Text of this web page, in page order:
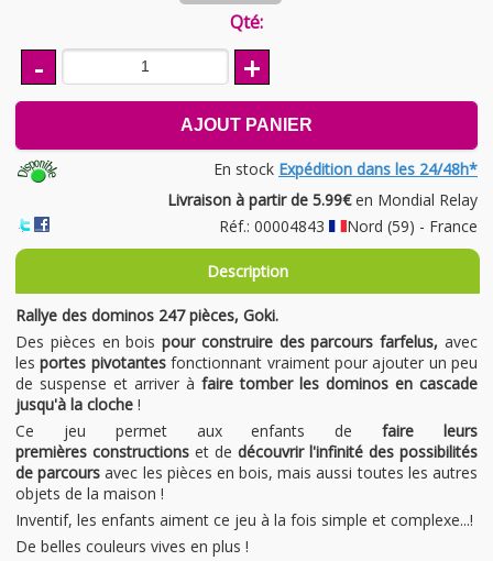
Qté:
- +
AJOUT PANIER
En stock Expédition dans les 24/48h*
Livraison à partir de 5.99€en Mondial Relay
Réf.: 00004843
Nord (59) - France
Description
Rallye des dominos 247 pièces, Goki.
Des pièces en boispour construire des parcours farfelus,avec
lesportes pivotantesfonctionnant vraiment pour ajouter un peu
de suspense et arriver à faire tomber les dominos en cascade
jusqu'à la cloche !
Ce jeu permet aux enfants defaire leurs
premières constructions et de découvrir l'infinité des possibilités
de parcoursavec les pièces en bois, mais aussi toutes les autres
objets de la maison !
Inventif, les enfants aiment ce jeu à la fois simple et complexe...!
De belles couleurs vives en plus !